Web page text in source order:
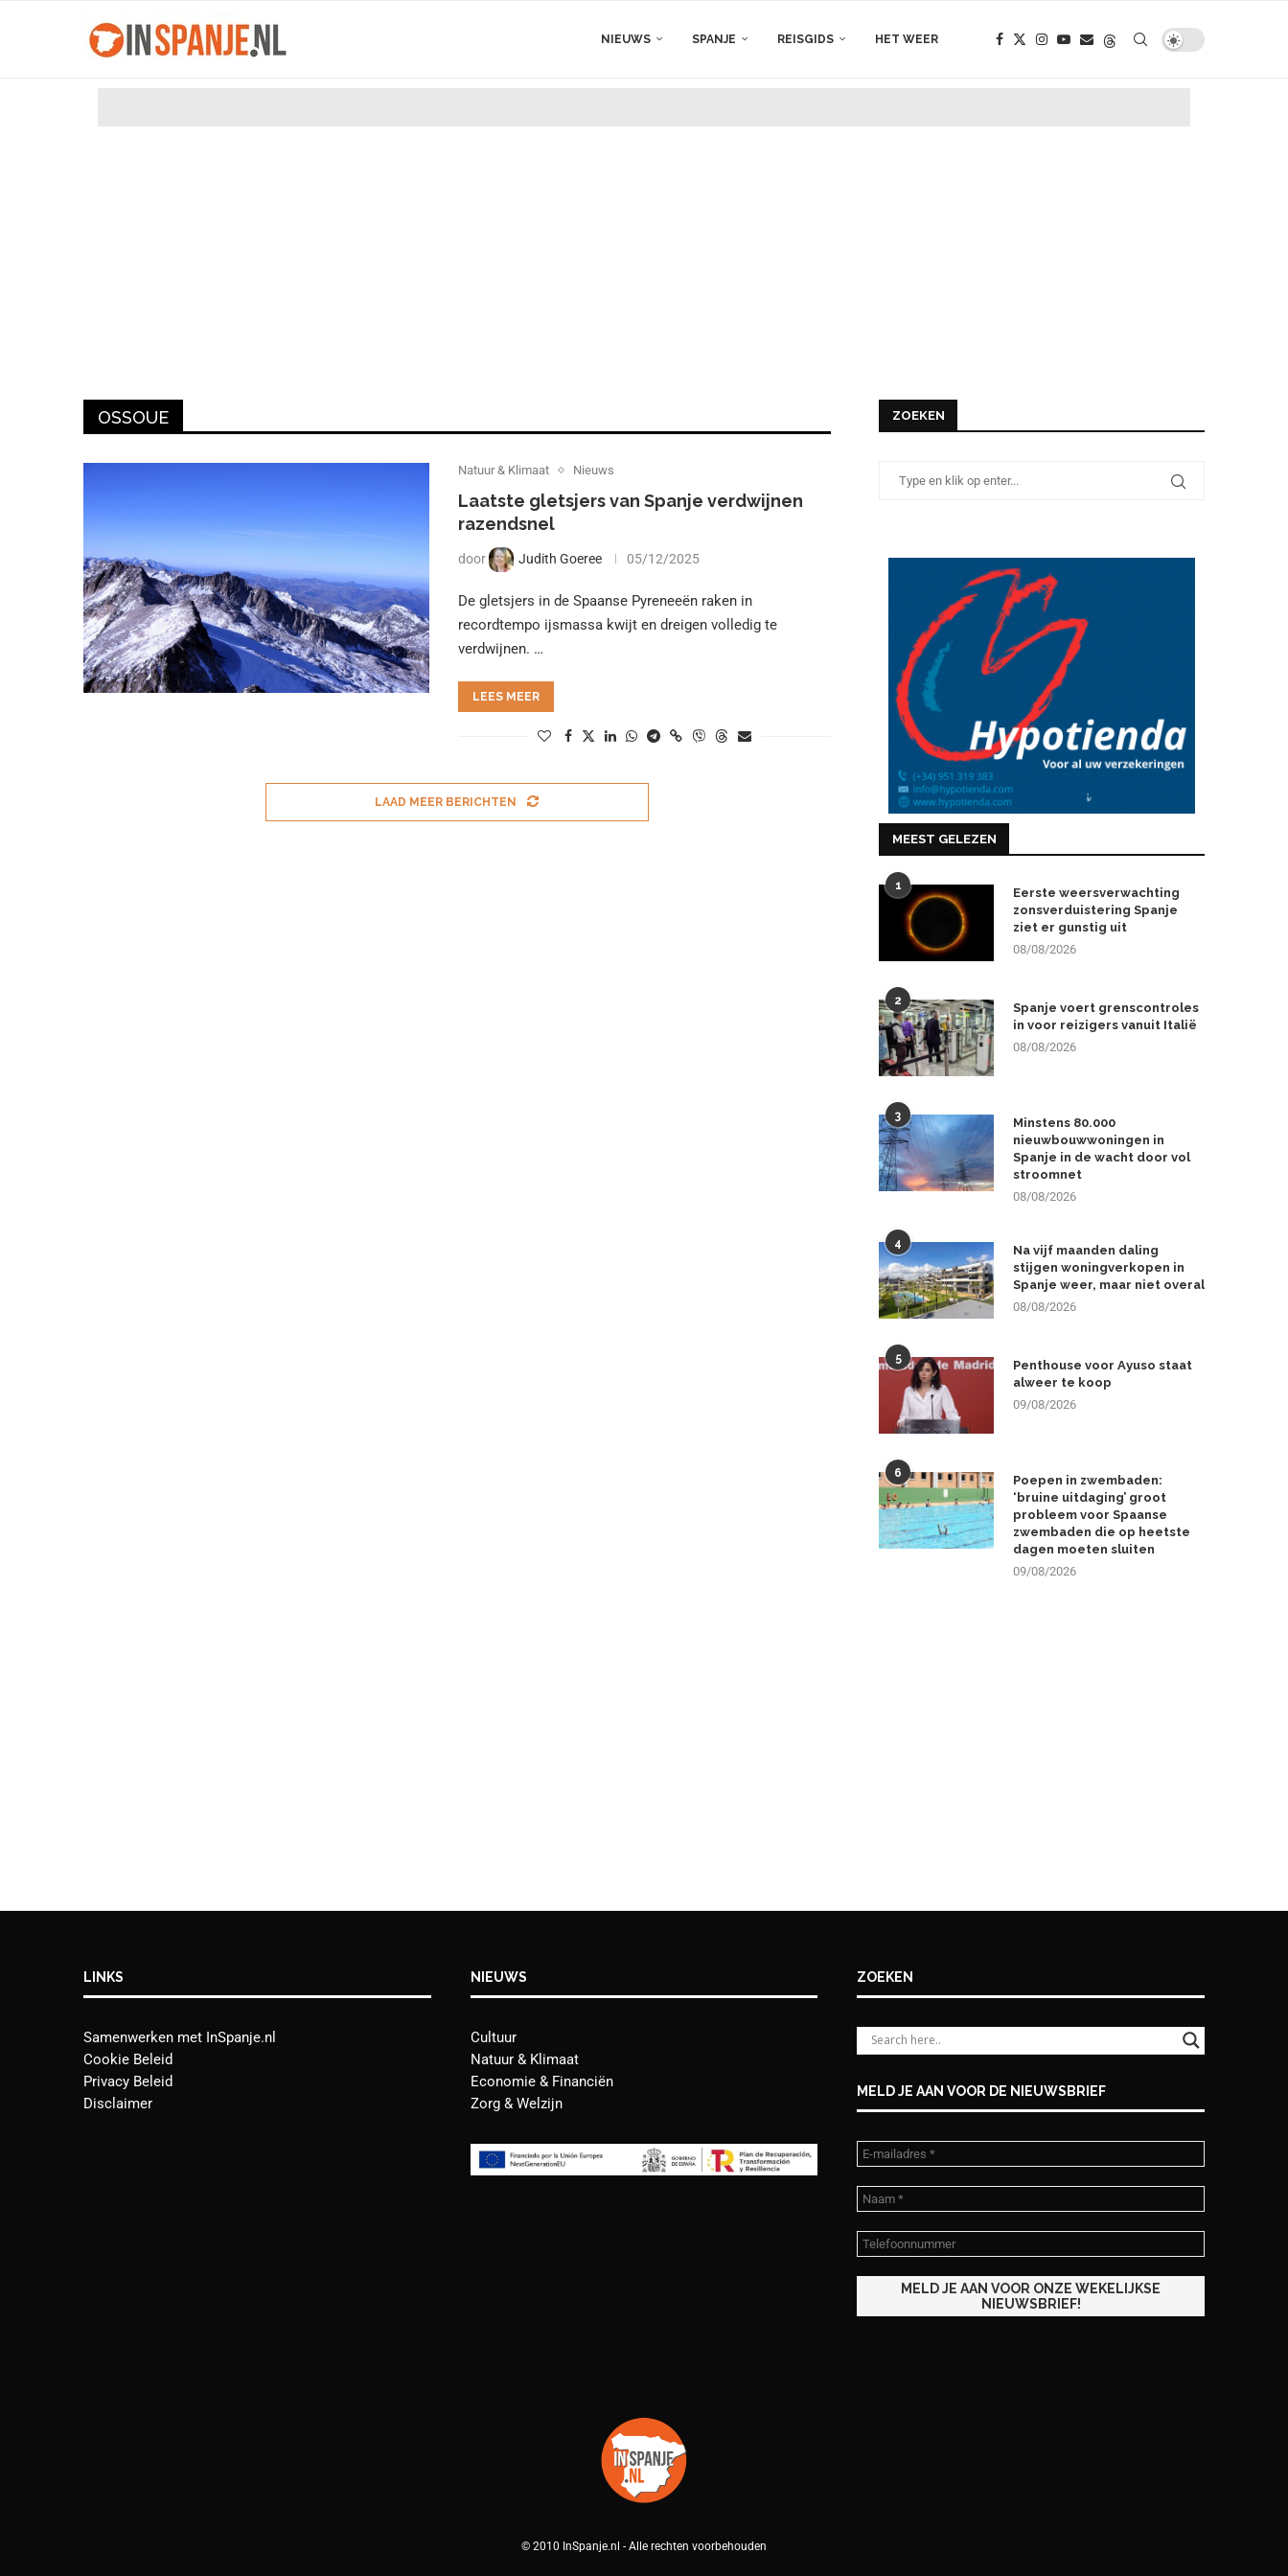
NIEUWS SPANJE REISGIDS HET WEER
OSSOUE
Natuur & Klimaat Nieuws
Laatste gletsjers van Spanje verdwijnen
razendsnel
door Judith Goeree 05/12/2025
De gletsjers in de Spaanse Pyreneeën raken in
recordtempo ijsmassa kwijt en dreigen volledig te
verdwijnen. …
LEES MEER
LAAD MEER BERICHTEN
ZOEKEN
MEEST GELEZEN
1
Eerste weersverwachting
zonsverduistering Spanje
ziet er gunstig uit
08/08/2026
2
Spanje voert grenscontroles
in voor reizigers vanuit Italië
08/08/2026
3
Minstens 80.000
nieuwbouwwoningen in
Spanje in de wacht door vol
stroomnet
08/08/2026
4
Na vijf maanden daling
stijgen woningverkopen in
Spanje weer, maar niet overal
08/08/2026
5
Penthouse voor Ayuso staat
alweer te koop
09/08/2026
6
Poepen in zwembaden:
‘bruine uitdaging’ groot
probleem voor Spaanse
zwembaden die op heetste
dagen moeten sluiten
09/08/2026
LINKS
Samenwerken met InSpanje.nl
Cookie Beleid
Privacy Beleid
Disclaimer
NIEUWS
Cultuur
Natuur & Klimaat
Economie & Financiën
Zorg & Welzijn
ZOEKEN
MELD JE AAN VOOR DE NIEUWSBRIEF
© 2010 InSpanje.nl - Alle rechten voorbehouden